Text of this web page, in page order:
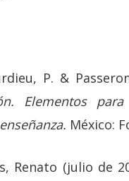
P. & Passeron,
Elementos
México:
Renato (julio de